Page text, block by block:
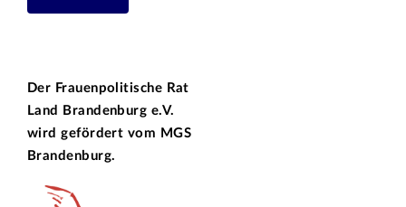
Der Frauenpolitische Rat
Land Brandenburg e.V.
wird gefördert vom MGS
Brandenburg.